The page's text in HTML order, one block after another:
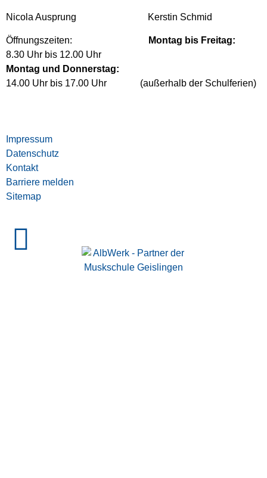
Nicola Ausprung Kerstin Schmid
Öffnungszeiten:
Montag bis Freitag:
8.30 Uhr bis 12.00 Uhr
Montag und Donnerstag:
14.00 Uhr bis 17.00 Uhr (außerhalb der Schulferien)
Impressum
Datenschutz
Kontakt
Barriere melden
Sitemap